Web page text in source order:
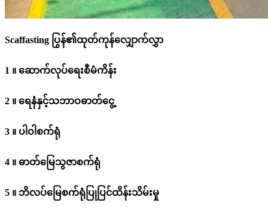
Scaffasting ပြွန်၏ထုတ်ကုန်လျှောက်လွှာ
1 ။ ဆောက်လုပ်ရေးစီမံကိန်း
2 ။ ရေနံနှင့်သဘာဝဓာတ်ငွေ့
3 ။ ပါဝါစက်ရုံ
4 ။ ဓာတ်မြေသွဇာစက်ရုံ
5 ။ ဘိလပ်မြေစက်ရုံပြုပြင်ထိန်းသိမ်းမှု